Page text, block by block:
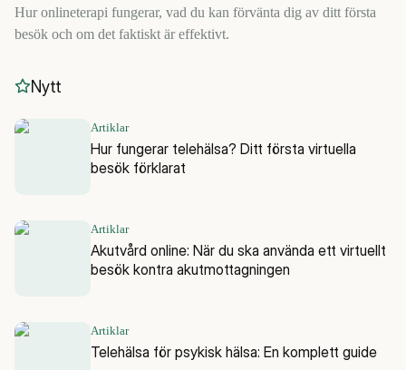
Hur onlineterapi fungerar, vad du kan förvänta dig av ditt första
besök och om det faktiskt är effektivt.
Nytt
Artiklar
Hur fungerar telehälsa? Ditt första virtuella
besök förklarat
Artiklar
Akutvård online: När du ska använda ett virtuellt
besök kontra akutmottagningen
Artiklar
Telehälsa för psykisk hälsa: En komplett guide